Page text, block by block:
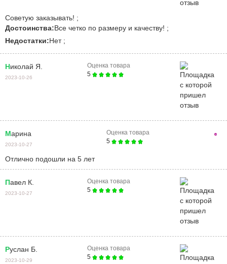
Советую заказывать! ;
Достоинства:Все четко по размеру и качеству! ;
Недостатки:Нет ;
Николай Я.
2023-10-26
Оценка товара
5
Марина
2023-10-27
Оценка товара
5
Отлично подошли на 5 лет
Павел К.
2023-10-27
Оценка товара
5
Руслан Б.
2023-10-29
Оценка товара
5